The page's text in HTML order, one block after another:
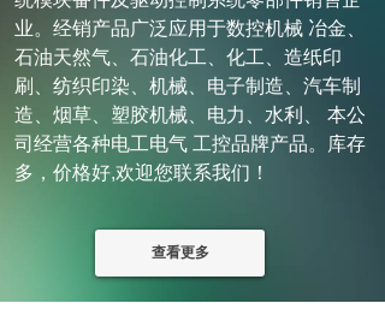
业。经销产品广泛应用于数控机械 冶金、
石油天然气、石油化工、化工、造纸印
刷、纺织印染、机械、电子制造、汽车制
造、烟草、塑胶机械、电力、水利、 本公
司经营各种电工电气 工控品牌产品。库存
多，价格好,欢迎您联系我们！
查看更多